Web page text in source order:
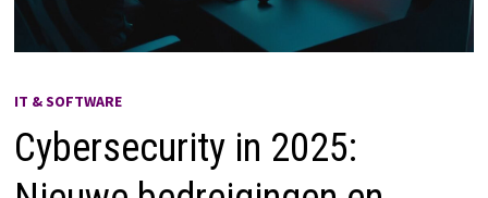
IT & SOFTWARE
Cybersecurity in 2025: